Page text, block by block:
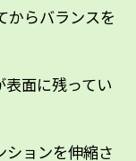
からバランスを
面に残ってい
ションを伸縮さ